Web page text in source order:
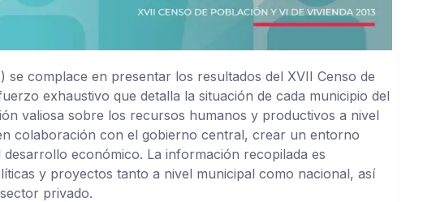
se complace en presentar los resultados del XVII Censo de
exhaustivo que detalla la situación de cada municipio del
valiosa sobre los recursos humanos y productivos a nivel
colaboración con el gobierno central, crear un entorno
económico. La información recopilada es
y proyectos tanto a nivel municipal como nacional, así
privado.